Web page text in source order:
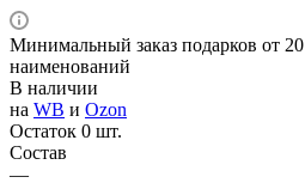
Минимальный заказ подарков от
наименований
В наличии
на WB и Ozon
Остаток 0 шт.
Состав
—